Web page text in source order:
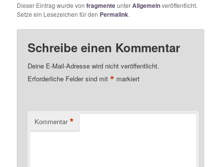
Dieser Eintrag wurde vonfragmenteunterAllgemeinveröffentlicht.
Setze ein Lesezeichen für den Permalink.
Schreibe einen Kommentar
Deine E-Mail-Adresse wird nicht veröffentlicht.
Erforderliche Felder sind mit* markiert
Kommentar *